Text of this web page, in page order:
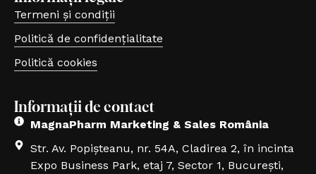
Termeni și condiții
Politică de confidențialitate
Politică cookies
Informații de contact
MagnaPharm Marketing & Sales România
Str. Av. Popișteanu, nr. 54A, Cladirea 2, în incinta
Expo Business Park, etaj 7, Sector 1, București,